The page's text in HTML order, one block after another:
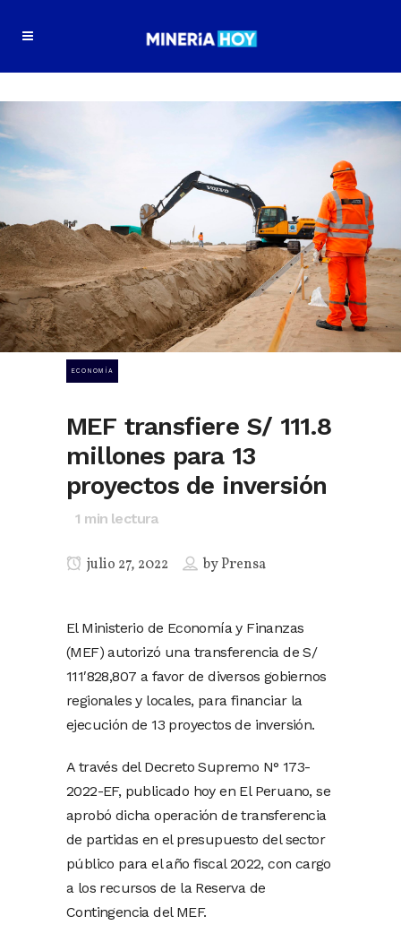
ECONOMÍA
MEF transfiere S/ 111.8
millones para 13
proyectos de inversión
1 min lectura
julio 27, 2022 byPrensa
El Ministerio de Economía y Finanzas
(MEF) autorizó una transferencia de S/
111′828,807 a favor de diversos gobiernos
regionales y locales, para financiar la
ejecución de 13 proyectos de inversión.
A través del Decreto Supremo N° 173-
2022-EF, publicado hoy en El Peruano, se
aprobó dicha operación de transferencia
de partidas en el presupuesto del sector
público para el año fiscal 2022, con cargo
a los recursos de la Reserva de
Contingencia del MEF.